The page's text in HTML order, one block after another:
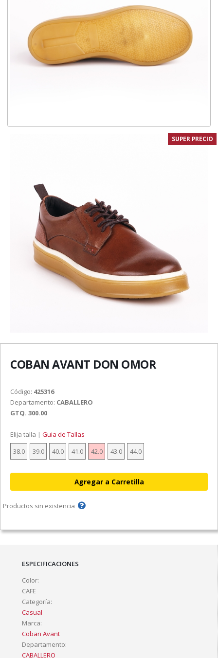
SUPER PRECIO
COBAN AVANT DON OMOR
Código: 425316
Departamento: CABALLERO
GTQ. 300.00
Elija talla | Guia de Tallas
38.0
39.0 40.0 41.0 42.0 43.0 44.0
Productos sin existencia
ESPECIFICACIONES
Color:
CAFE
Categoría:
Casual
Marca:
Coban Avant
Departamento:
CABALLERO